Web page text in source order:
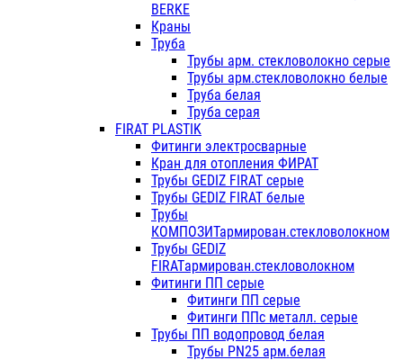
BERKE
Краны
Труба
Трубы арм. стекловолокно серые
Трубы арм.стекловолокно белые
Труба белая
Труба серая
FIRAT PLASTIK
Фитинги электросварные
Кран для отопления ФИРАТ
Трубы GEDIZ FIRAT серые
Трубы GEDIZ FIRAT белые
Трубы
КОМПОЗИТармирован.стекловолокном
Трубы GEDIZ
FIRATармирован.стекловолокном
Фитинги ПП серые
Фитинги ПП серые
Фитинги ППс металл. серые
Трубы ПП водопровод белая
Трубы PN25 арм.белая